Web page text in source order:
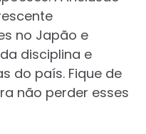
no Japão e
disciplina e
do país. Fique de
não perder esses